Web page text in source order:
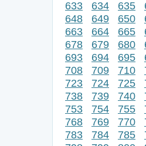
633
634 635
648
649 650
663
664 665
678
679 680
693
694 695
708
709 710
723
724 725
738
739 740
753
754 755
768
769 770
783
784 785